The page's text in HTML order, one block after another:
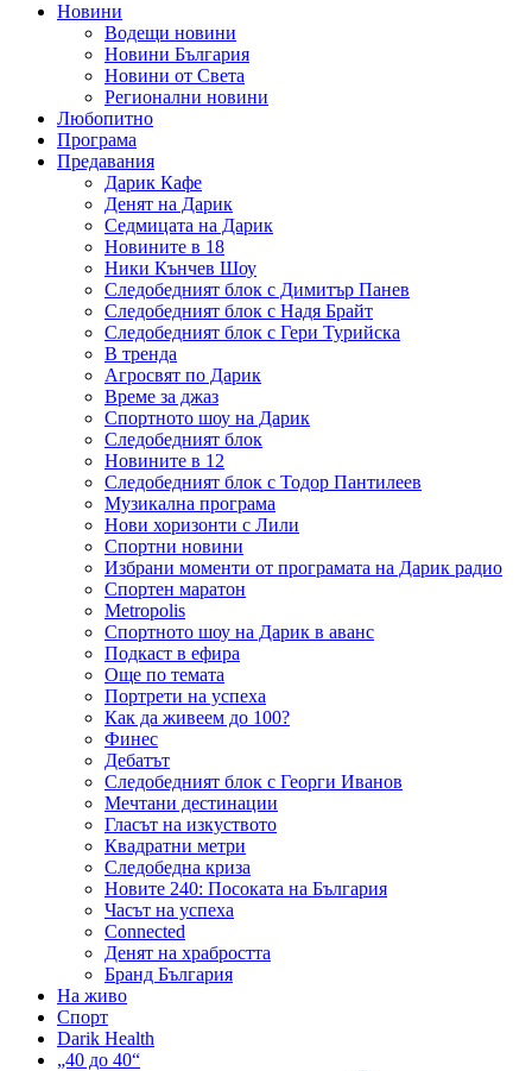
Новини
Водещи новини
Новини България
Новини от Света
Регионални новини
Любопитно
Програма
Предавания
Дарик Кафе
Денят на Дарик
Седмицата на Дарик
Новините в 18
Ники Кънчев Шоу
Следобедният блок с Димитър Панев
Следобедният блок с Надя Брайт
Следобедният блок с Гери Турийска
В тренда
Агросвят по Дарик
Време за джаз
Спортното шоу на Дарик
Следобедният блок
Новините в 12
Следобедният блок с Тодор Пантилеев
Музикална програма
Нови хоризонти с Лили
Спортни новини
Избрани моменти от програмата на Дарик радио
Спортен маратон
Metropolis
Спортното шоу на Дарик в аванс
Подкаст в ефира
Още по темата
Портрети на успеха
Как да живеем до 100?
Финес
Дебатът
Следобедният блок с Георги Иванов
Мечтани дестинации
Гласът на изкуството
Квадратни метри
Следобедна криза
Новите 240: Посоката на България
Часът на успеха
Connected
Денят на храбростта
Бранд България
На живо
Спорт
Darik Health
„40 до 40“